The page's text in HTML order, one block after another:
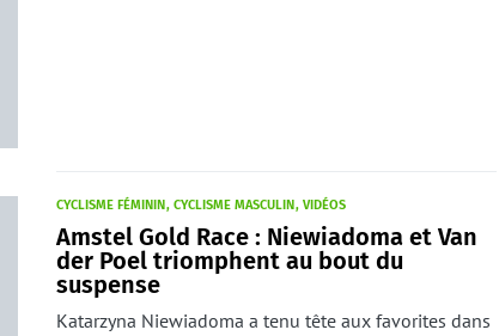
CYCLISME FÉMININ CYCLISME MASCULIN VIDÉOS
Amstel Gold Race : Niewiadoma et Van
der Poel triomphent au bout du
suspense
Katarzyna Niewiadoma a tenu tête aux favorites dans